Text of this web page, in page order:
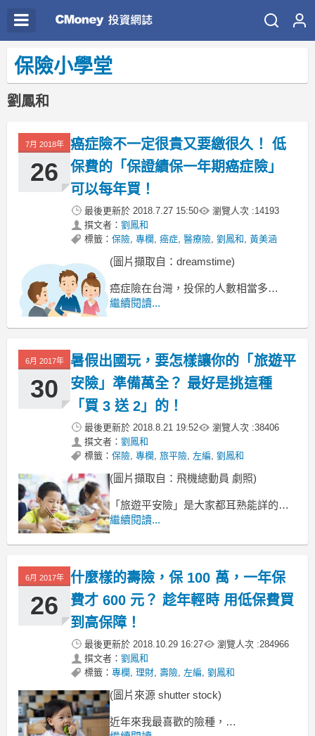
保險小學堂
劉鳳和
7月 2018年
26
癌症險不一定很貴又要繳很久！ 低
保費的「保證續保一年期癌症險」
可以每年買！
最後更新於 2018.7.27 15:50 瀏覽人次 :14193
撰文者： 劉鳳和
標籤： 保險, 專欄 , 癌症, 醫療險, 劉鳳和 , 黃美涵
(圖片擷取自：dreamstime)
癌症險在台灣，投保的人數相當多，
如何買保單，才不會造成負擔？
(贊助商連結...)
繼續閱讀...
6月 2017年
30
暑假出國玩，要怎樣讓你的「旅遊平
安險」準備萬全？ 最好是挑這種
「買 3 送 2」的！
最後更新於 2018.8.21 19:52 瀏覽人次 :38406
撰文者： 劉鳳和
標籤： 保險, 專欄 , 旅平險, 左編, 劉鳳和
(圖片擷取自：飛機總動員 劇照)
「旅遊平安險」是大家都耳熟能詳的險
種，
容。
旅遊平安險的重要。
繼續閱讀...
6月 2017年
26
什麼樣的壽險，保 100 萬，一年保
費才 600 元？ 趁年輕時 用低保費買
到高保障！
最後更新於 2018.10.29 16:27 瀏覽人次 :284966
撰文者： 劉鳳和
標籤： 專欄 , 理財, 壽險, 左編, 劉鳳和
(圖片來源 shutter stock)
近年來我最喜歡的險種，